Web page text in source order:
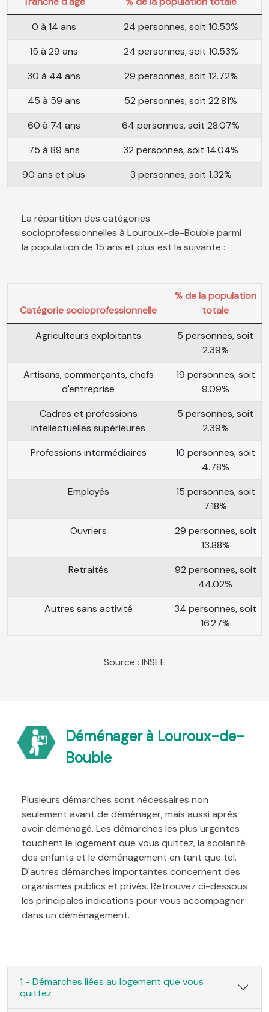
0 à 14 ans
24 personnes, soit 10.53%
15 à 29 ans
24 personnes, soit 10.53%
30 à 44 ans
29 personnes, soit 12.72%
45 à 59 ans
52 personnes, soit 22.81%
60 à 74 ans
64 personnes, soit 28.07%
75 à 89 ans
32 personnes, soit 14.04%
90 ans et plus
3 personnes, soit 1.32%
La répartition des catégories
socioprofessionnelles à Louroux-de-Bouble parmi
la population de 15 ans et plus est la suivante :
Catégorie socioprofessionnelle
% de la population
totale
Agriculteurs exploitants
5 personnes, soit
2.39%
Artisans, commerçants, chefs
d'entreprise
19 personnes, soit
9.09%
Cadres et professions
intellectuelles supérieures
5 personnes, soit
2.39%
Professions intermédiaires
10 personnes, soit
4.78%
Employés
15 personnes, soit
7.18%
Ouvriers
29 personnes, soit
13.88%
Retraités
92 personnes, soit
44.02%
Autres sans activité
34 personnes, soit
16.27%
Source : INSEE
Déménager à Louroux-de-
Bouble
Plusieurs démarches sont nécessaires non
seulement avant de déménager, mais aussi après
avoir déménagé. Les démarches les plus urgentes
touchent le logement que vous quittez, la scolarité
des enfants et le déménagement en tant que tel.
D'autres démarches importantes concernent des
organismes publics et privés. Retrouvez ci-dessous
les principales indications pour vous accompagner
dans un déménagement.
1 - Démarches liées au logement que vous
quittez